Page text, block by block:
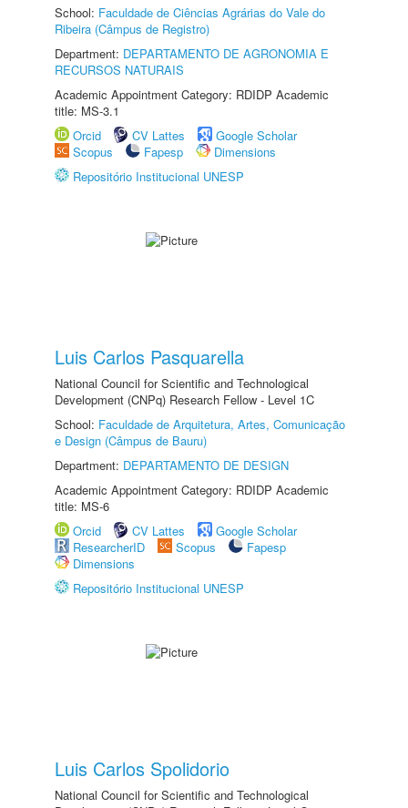
School: Faculdade de Ciências Agrárias do Vale do
Ribeira (Câmpus de Registro)
Department: DEPARTAMENTO DE AGRONOMIA E
RECURSOS NATURAIS
Academic Appointment Category: RDIDP Academic
title: MS-3.1
Orcid
CV Lattes
Google Scholar
Scopus
Fapesp
Dimensions
Repositório Institucional UNESP
Luis Carlos Pasquarella
National Council for Scientific and Technological
Development (CNPq) Research Fellow - Level 1C
School: Faculdade de Arquitetura, Artes, Comunicação
e Design (Câmpus de Bauru)
Department: DEPARTAMENTO DE DESIGN
Academic Appointment Category: RDIDP Academic
title: MS-6
Orcid
CV Lattes
Google Scholar
ResearcherID
Scopus
Fapesp
Dimensions
Repositório Institucional UNESP
Luis Carlos Spolidorio
National Council for Scientific and Technological